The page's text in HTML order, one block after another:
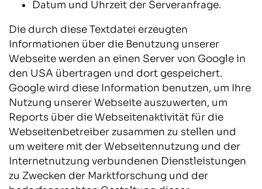
Datum und Uhrzeit der Serveranfrage.
Die durch diese Textdatei erzeugten
Informationen über die Benutzung unserer
Webseite werden an einen Server von Google in
den USA übertragen und dort gespeichert.
Google wird diese Information benutzen, um Ihre
Nutzung unserer Webseite auszuwerten, um
Reports über die Webseitenaktivität für die
Webseitenbetreiber zusammen zu stellen und
um weitere mit der Webseitennutzung und der
Internetnutzung verbundenen Dienstleistungen
zu Zwecken der Marktforschung und der